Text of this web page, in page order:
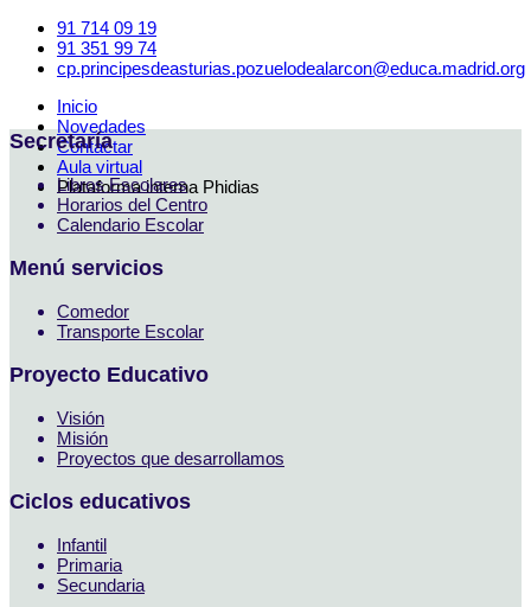
91 714 09 19
91 351 99 74
cp.principesdeasturias.pozuelodealarcon@educa.madrid.org
Inicio
Novedades
Contactar
Aula virtual
Plataforma interna Phidias
Secretaría
Libros Escolares
Horarios del Centro
Calendario Escolar
Menú servicios
Comedor
Transporte Escolar
Proyecto Educativo
Visión
Misión
Proyectos que desarrollamos
Ciclos educativos
Infantil
Primaria
Secundaria